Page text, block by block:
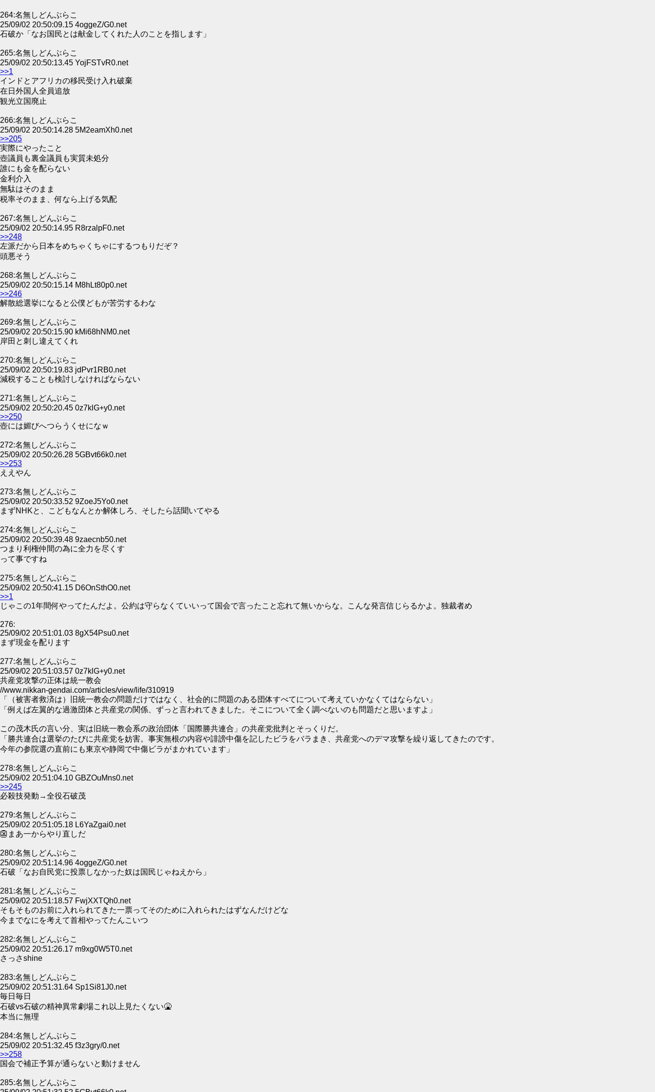
264:名無しどんぶらこ
25/09/02 20:50:09.15 4oggeZ/G0.net
石破か「なお国民とは献金してくれた人のことを指します」
265:名無しどんぶらこ
25/09/02 20:50:13.45 YojFSTvR0.net
>>1
インドとアフリカの移民受け入れ破棄
在日外国人全員追放
観光立国廃止
266:名無しどんぶらこ
25/09/02 20:50:14.28 5M2eamXh0.net
>>205
実際にやったこと
壺議員も裏金議員も実質未処分
誰にも金を配らない
金利介入
無駄はそのまま
税率そのまま、何なら上げる気配
267:名無しどんぶらこ
25/09/02 20:50:14.95 R8rzalpF0.net
>>248
左派だから日本をめちゃくちゃにするつもりだぞ？
頭悪そう
268:名無しどんぶらこ
25/09/02 20:50:15.14 M8hLt80p0.net
>>246
解散総選挙になると公僕どもが苦労するわな
269:名無しどんぶらこ
25/09/02 20:50:15.90 kMi68hNM0.net
岸田と刺し違えてくれ
270:名無しどんぶらこ
25/09/02 20:50:19.83 jdPvr1RB0.net
減税することも検討しなければならない
271:名無しどんぶらこ
25/09/02 20:50:20.45 0z7klG+y0.net
>>250
壺には媚びへつらうくせになｗ
272:名無しどんぶらこ
25/09/02 20:50:26.28 5GBvt66k0.net
>>253
ええやん
273:名無しどんぶらこ
25/09/02 20:50:33.52 9ZoeJ5Yo0.net
まずNHKと、こどもなんとか解体しろ、そしたら話聞いてやる
274:名無しどんぶらこ
25/09/02 20:50:39.48 9zaecnb50.net
つまり利権仲間の為に全力を尽くす
って事ですね
275:名無しどんぶらこ
25/09/02 20:50:41.15 D6OnSthO0.net
>>1
じゃこの1年間何やってたんだよ。公約は守らなくていいって国会で言ったこと忘れて無いからな。こんな発言信じらるかよ。独裁者め
276:
25/09/02 20:51:01.03 8gX54Psu0.net
まず現金を配ります
277:名無しどんぶらこ
25/09/02 20:51:03.57 0z7klG+y0.net
共産党攻撃の正体は統一教会
//www.nikkan-gendai.com/articles/view/life/310919
「（被害者救済は）旧統一教会の問題だけではなく、社会的に問題のある団体すべてについて考えていかなくてはならない」
「例えば左翼的な過激団体と共産党の関係、ずっと言われてきました。そこについて全く調べないのも問題だと思いますよ」
この茂木氏の言い分、実は旧統一教会系の政治団体「国際勝共連合」の共産党批判とそっくりだ。
「勝共連合は選挙のたびに共産党を妨害。事実無根の内容や誹謗中傷を記したビラをバラまき、共産党へのデマ攻撃を繰り返してきたのです。
今年の参院選の直前にも東京や静岡で中傷ビラがまかれています」
278:名無しどんぶらこ
25/09/02 20:51:04.10 GBZOuMns0.net
>>245
必殺技発動→全役石破茂
279:名無しどんぶらこ
25/09/02 20:51:05.18 L6YaZgai0.net
👺まあ一からやり直しだ
280:名無しどんぶらこ
25/09/02 20:51:14.96 4oggeZ/G0.net
石破「なお自民党に投票しなかった奴は国民じゃねえから」
281:名無しどんぶらこ
25/09/02 20:51:18.57 FwjXXTQh0.net
そもそものお前に入れられてきた一票ってそのために入れられたはずなんだけどな
今までなにを考えて首相やってたんこいつ
282:名無しどんぶらこ
25/09/02 20:51:26.17 m9xg0W5T0.net
さっさshine
283:名無しどんぶらこ
25/09/02 20:51:31.64 Sp1Si81J0.net
毎日毎日
石破vs石破の精神異常劇場これ以上見たくない🤮
本当に無理
284:名無しどんぶらこ
25/09/02 20:51:32.45 f3z3gry/0.net
>>258
国会で補正予算が通らないと動けません
285:名無しどんぶらこ